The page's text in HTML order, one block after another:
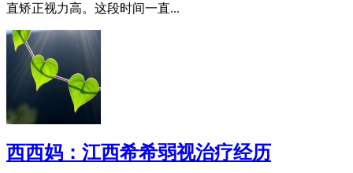
直矫正视力高。这段时间一直...
西西妈：江西希希弱视治疗经历